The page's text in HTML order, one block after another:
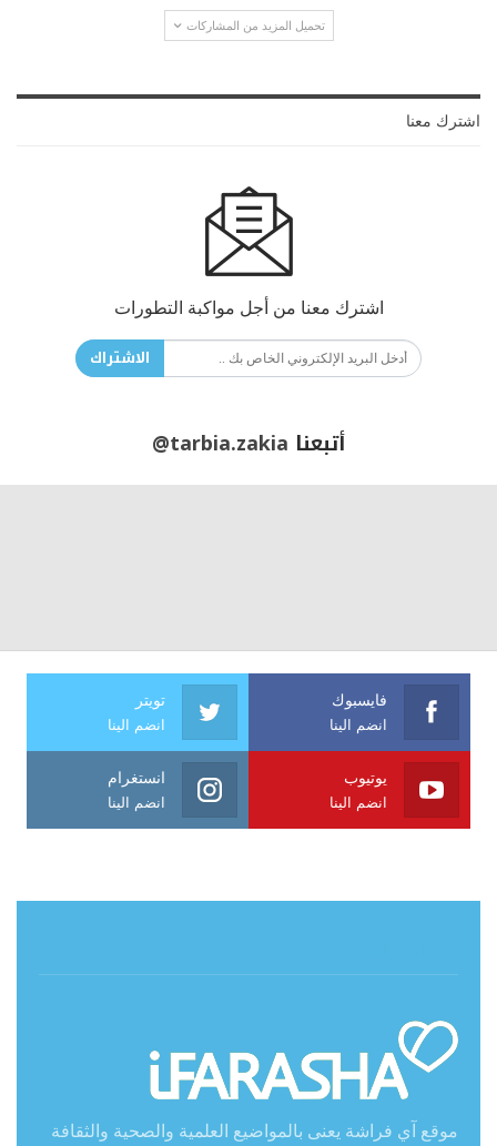
تحميل المزيد من المشاركات
اشترك معنا
اشترك معنا من أجل مواكبة التطورات
الاشتراك
أتبعنا @tarbia.zakia
فايسبوك
انضم الينا
تويتر
انضم الينا
يوتيوب
انضم الينا
انستغرام
انضم الينا
موقع آي فراشة يعنى بالمواضيع العلمية والصحية والثقافة